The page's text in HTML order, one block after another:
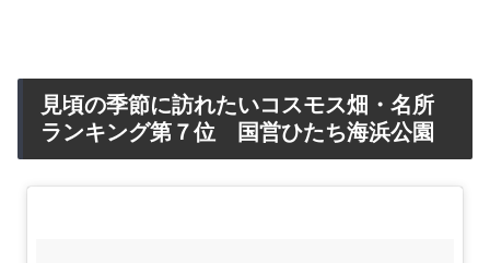
見頃の季節に訪れたいコスモス畑・名所
ランキング第７位 国営ひたち海浜公園